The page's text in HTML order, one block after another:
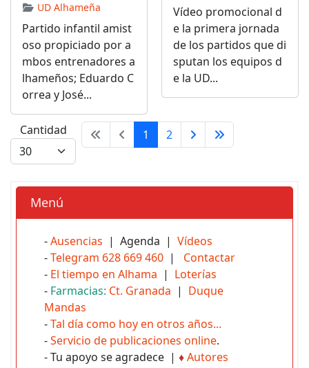
UD Alhameña
Partido infantil amist
oso propiciado por a
mbos entrenadores a
lhameños; Eduardo C
orrea y José...
Vídeo promocional d
e la primera jornada
de los partidos que di
sputan los equipos d
e la UD...
Cantidad 1 2
Menú
-Ausencias | Agenda | Vídeos
-Telegram 628 669 460 | Contactar
- El tiempo en Alhama | Loterías
- Farmacias: Ct. Granada | Duque
Mandas
-Tal día como hoy en otros años...
-Servicio de publicaciones online.
- Tu apoyo se agradece | ♦Autores